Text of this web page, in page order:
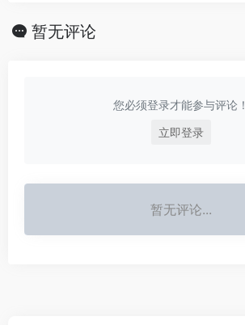
暂无评论
您必须登录才能参与评论！
立即登录
暂无评论...